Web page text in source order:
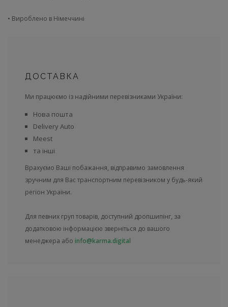
• Вироблено в Німеччині
ДОСТАВКА
Ми працюємо із надійними перевізниками України:
Нова пошта
Delivery Auto
Meest
та інші
Врахуємо Ваші побажання, відправимо замовлення
зручним для Вас транспортним перевізником у будь-який
регіон України.
Для певних груп товарів, доступний дропшипінг, за
додатковою інформацією зверніться до вашого
менеджера або info@karma.digital